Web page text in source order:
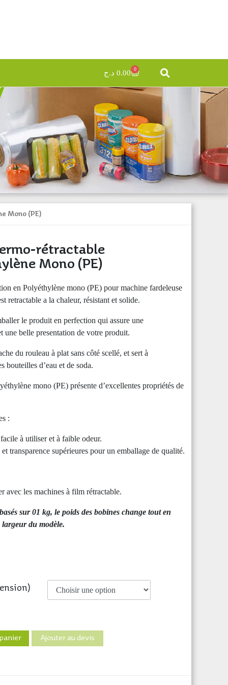
0.00 د.ج 0
Mono (PE)
rétractable
Mono (PE)
en Polyéthylène mono (PE) pour machine fardeleuse
retractable a la chaleur, résistant et solide.
le produit en perfection qui assure une
une belle presentation de votre produit.
du rouleau à plat sans côté scellé, et sert à
bouteilles d’eau et de soda.
mono (PE) présente d’excellentes propriétés de
:
à utiliser et à faible odeur.
transparence supérieures pour un emballage de qualité.
avec les machines à film rétractable.
sur 01 kg, le poids des bobines change tout en
du modèle.
Ajouter au devis